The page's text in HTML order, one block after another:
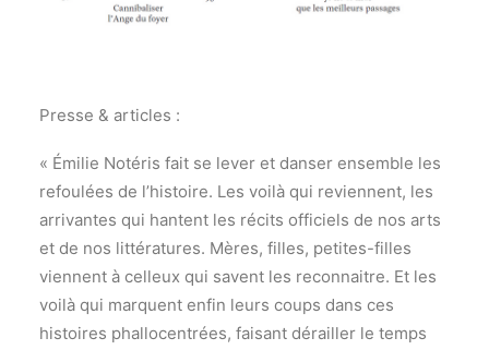
Presse & articles :
« Émilie Notéris fait se lever et danser ensemble les
refoulées de l’histoire. Les voilà qui reviennent, les
arrivantes qui hantent les récits officiels de nos arts
et de nos littératures. Mères, filles, petites-filles
viennent à celleux qui savent les reconnaitre. Et les
voilà qui marquent enfin leurs coups dans ces
histoires phallocentrées, faisant dérailler le temps